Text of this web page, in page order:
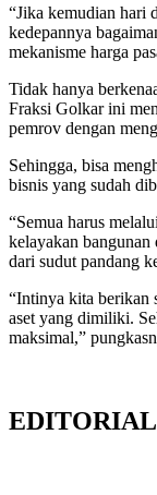
“Jika kemudian hari
kedepannya
mekanisme harga
Tidak hanya
Fraksi Golkar ini
pemrov dengan
Sehingga, bisa
bisnis yang sudah
“Semua harus
kelayakan bangunan
dari sudut pandang
“Intinya kita berikan
aset yang dimiliki.
maksimal,”
EDITORIAL